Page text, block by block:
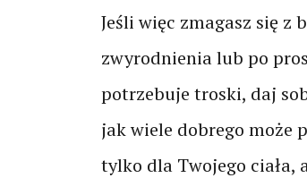
Jeśli więc zmagasz się z
zwyrodnienia lub po
potrzebuje troski, daj
jak wiele dobrego może
tylko dla Twojego ciała,